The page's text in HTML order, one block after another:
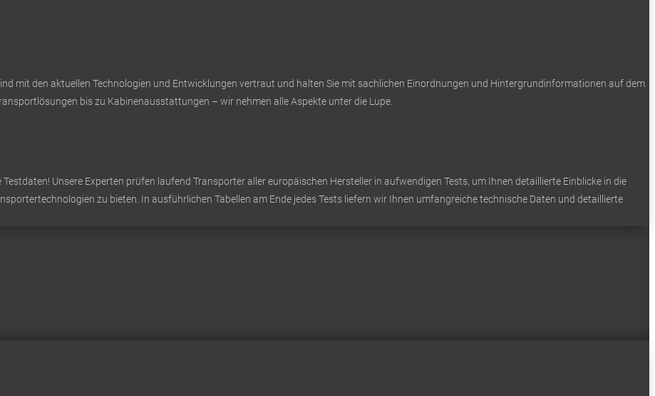
mit den aktuellen Technologien und Entwicklungen vertraut und halten Sie mit sachlichen Einordnungen und Hintergrundinformationen auf dem
bis zu Kabinenausstattungen – wir nehmen alle Aspekte unter die Lupe.
Unsere Experten prüfen laufend Transporter aller europäischen Hersteller in aufwendigen Tests, um Ihnen detaillierte Einblicke in die
zu bieten. In ausführlichen Tabellen am Ende jedes Tests liefern wir Ihnen umfangreiche technische Daten und detaillierte